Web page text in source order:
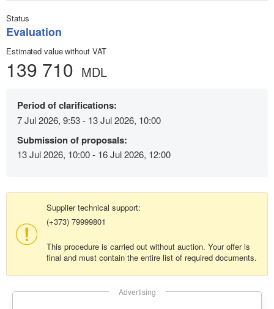
Status
Evaluation
Estimated value without VAT
139 710 MDL
Period of clarifications:
7 Jul 2026, 9:53 - 13 Jul 2026, 10:00
Submission of proposals:
13 Jul 2026, 10:00 - 16 Jul 2026, 12:00
Supplier technical support:
(+373) 79999801
This procedure is carried out without auction. Your offer is
final and must contain the entire list of required documents.
Advertising